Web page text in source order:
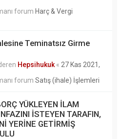
forum Harç & Vergi
Teminatsız Girme
Hepsihukuk « 27 Kas 2021,
forum Satış (ihale) İşlemleri
YÜKLEYEN İLAM
İSTEYEN TARAFIN,
YERİNE GETİRMİŞ